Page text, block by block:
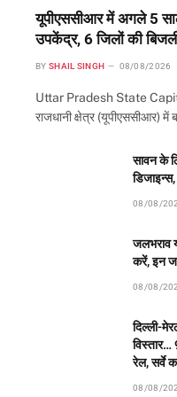
यूपीएससीआर में अगले 5
उपकेंद्र, 6 जिलों की
BY SHAIL SINGH 08/08/2026
Uttar Pradesh State
राजधानी क्षेत्र (यूपीएससीआर) में
सावन के
08/08/
जलभराव
करें, इन
08/08/
दिल्ली-
विस्तार…
रेल, सर्वे
08/08/